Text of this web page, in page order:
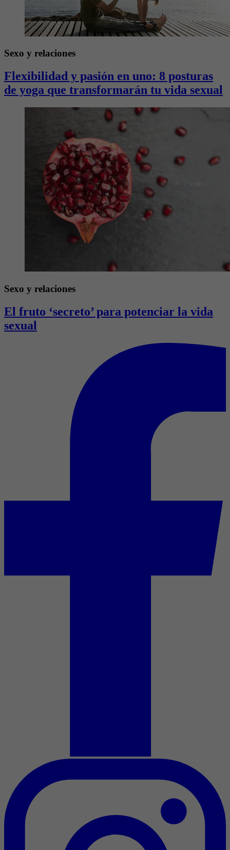
Sexo y relaciones
Flexibilidad y pasión en uno: 8 posturas
de yoga que transformarán tu vida sexual
Sexo y relaciones
El fruto ‘secreto’ para potenciar la vida
sexual